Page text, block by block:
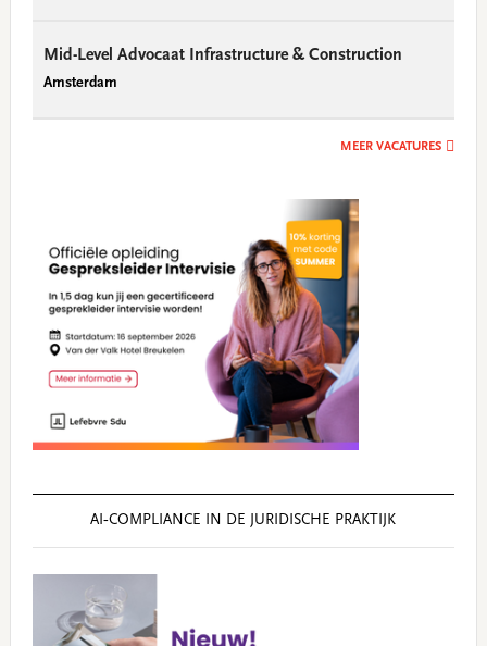
Mid-Level Advocaat Infrastructure & Construction
Amsterdam
MEER VACATURES
AI‑COMPLIANCE IN DE JURIDISCHE PRAKTIJK